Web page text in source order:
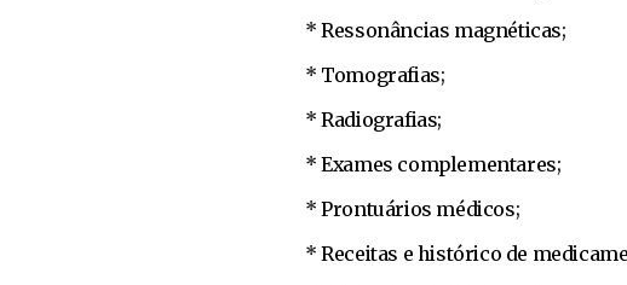
* Ressonâncias magnéticas;
* Tomografias;
* Radiografias;
* Exames complementares;
* Prontuários médicos;
* Receitas e histórico de